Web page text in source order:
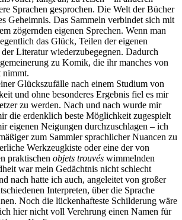
Sprachen gesprochen. Die Welt der Bücher
Geheimnis. Das Sammeln verbindet sich mit
zögernden eigenen Sprechen. Wenn man
das Glück, Teilen der eigenen
Literatur wiederzubegegnen. Dadurch
zu Komik, die ihr manches von
nimmt.
Glückszufälle nach einem Studium von
und ohne besonderes Ergebnis fiel es mir
zu werden. Nach und nach wurde mir
die erdenklich beste Möglichkeit zugespielt
eigenen Neigungen durchzuschlagen – ich
zum Sammler sprachlicher Nuancen zu
Werkzeugkiste oder eine der von
praktischen objets trouvés wimmelnden
war mein Gedächtnis nicht schlecht
nach hatte ich auch, angeleitet von großer
Interpreten, über die Sprache
Noch die lückenhafteste Schilderung wäre
hier nicht voll Verehrung einen Namen für